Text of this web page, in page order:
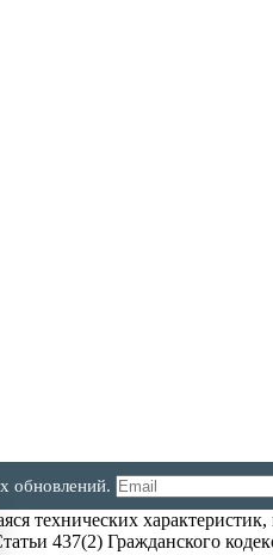
обновлений.
технических
437(2) Гражданского